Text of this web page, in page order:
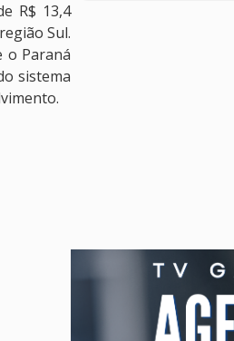
R$ 13,4
Sul.
o Paraná
sistema